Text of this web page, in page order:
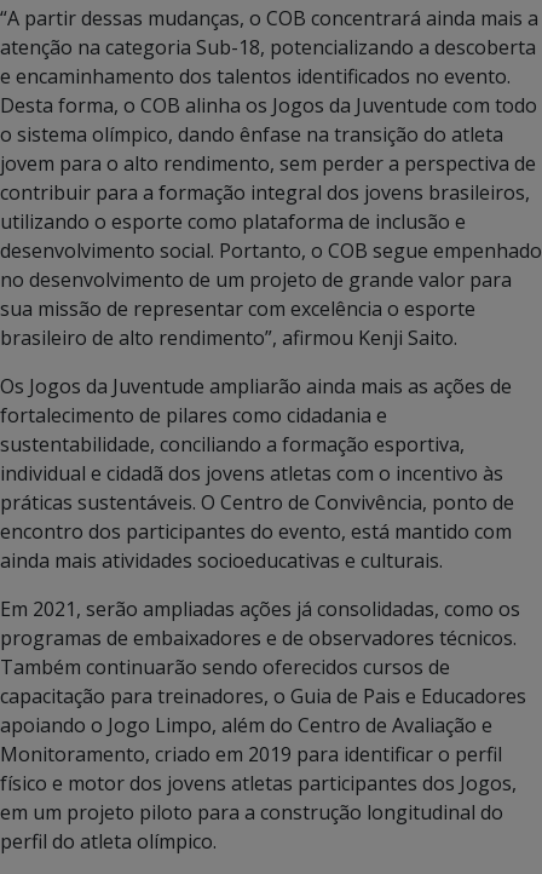
“A partir dessas mudanças, o COB concentrará ainda mais a
atenção na categoria Sub-18, potencializando a descoberta
e encaminhamento dos talentos identificados no evento.
Desta forma, o COB alinha os Jogos da Juventude com todo
o sistema olímpico, dando ênfase na transição do atleta
jovem para o alto rendimento, sem perder a perspectiva de
contribuir para a formação integral dos jovens brasileiros,
utilizando o esporte como plataforma de inclusão e
desenvolvimento social. Portanto, o COB segue empenhado
no desenvolvimento de um projeto de grande valor para
sua missão de representar com excelência o esporte
brasileiro de alto rendimento”, afirmou Kenji Saito.
Os Jogos da Juventude ampliarão ainda mais as ações de
fortalecimento de pilares como cidadania e
sustentabilidade, conciliando a formação esportiva,
individual e cidadã dos jovens atletas com o incentivo às
práticas sustentáveis. O Centro de Convivência, ponto de
encontro dos participantes do evento, está mantido com
ainda mais atividades socioeducativas e culturais.
Em 2021, serão ampliadas ações já consolidadas, como os
programas de embaixadores e de observadores técnicos.
Também continuarão sendo oferecidos cursos de
capacitação para treinadores, o Guia de Pais e Educadores
apoiando o Jogo Limpo, além do Centro de Avaliação e
Monitoramento, criado em 2019 para identificar o perfil
físico e motor dos jovens atletas participantes dos Jogos,
em um projeto piloto para a construção longitudinal do
perfil do atleta olímpico.